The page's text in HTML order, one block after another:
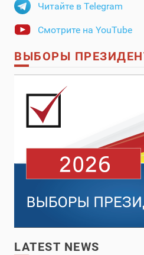
Читайте в Telegram
Смотрите на YouTube
ВЫБОРЫ
LATEST NEWS